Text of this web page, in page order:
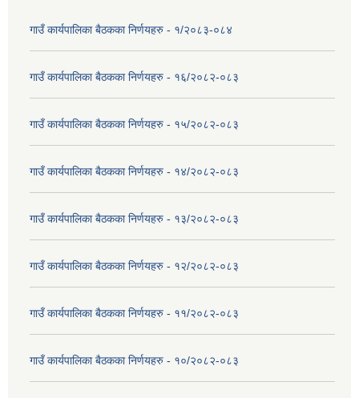
गाउँ कार्यपालिका बैठकका निर्णयहरु - १/२०८३-०८४
गाउँ कार्यपालिका बैठकका निर्णयहरु - १६/२०८२-०८३
गाउँ कार्यपालिका बैठकका निर्णयहरु - १५/२०८२-०८३
गाउँ कार्यपालिका बैठकका निर्णयहरु - १४/२०८२-०८३
गाउँ कार्यपालिका बैठकका निर्णयहरु - १३/२०८२-०८३
गाउँ कार्यपालिका बैठकका निर्णयहरु - १२/२०८२-०८३
गाउँ कार्यपालिका बैठकका निर्णयहरु - ११/२०८२-०८३
गाउँ कार्यपालिका बैठकका निर्णयहरु - १०/२०८२-०८३